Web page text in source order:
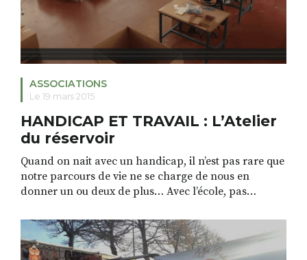
ASSOCIATIONS
Le 19 mars 2015
HANDICAP ET TRAVAIL : L’Atelier
du réservoir
Quand on nait avec un handicap, il n’est pas rare que
notre parcours de vie ne se charge de nous en
donner un ou deux de plus… Avec l’école, pas
tôt. En entrant dans le monde du travail sans avoir
acquis les apprentissages essentiels, évidemment
sans […]